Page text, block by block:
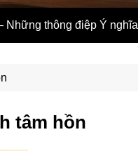
Những thông điệp Ý nghĩa
tâm hồn